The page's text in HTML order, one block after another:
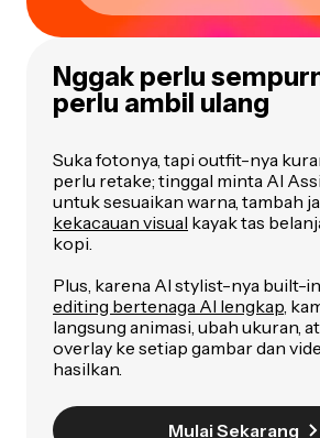
Nggak perlu
perlu ambil ulang
Suka fotonya, tapi outfit-nya
perlu retake; tinggal minta AI
untuk sesuaikan warna, tambah
kekacauan visual kayak tas
kopi.
Plus, karena AI stylist-nya built-
editing bertenaga AI lengkap ,
langsung animasi, ubah ukuran,
overlay ke setiap gambar dan
hasilkan.
Mulai Sekarang